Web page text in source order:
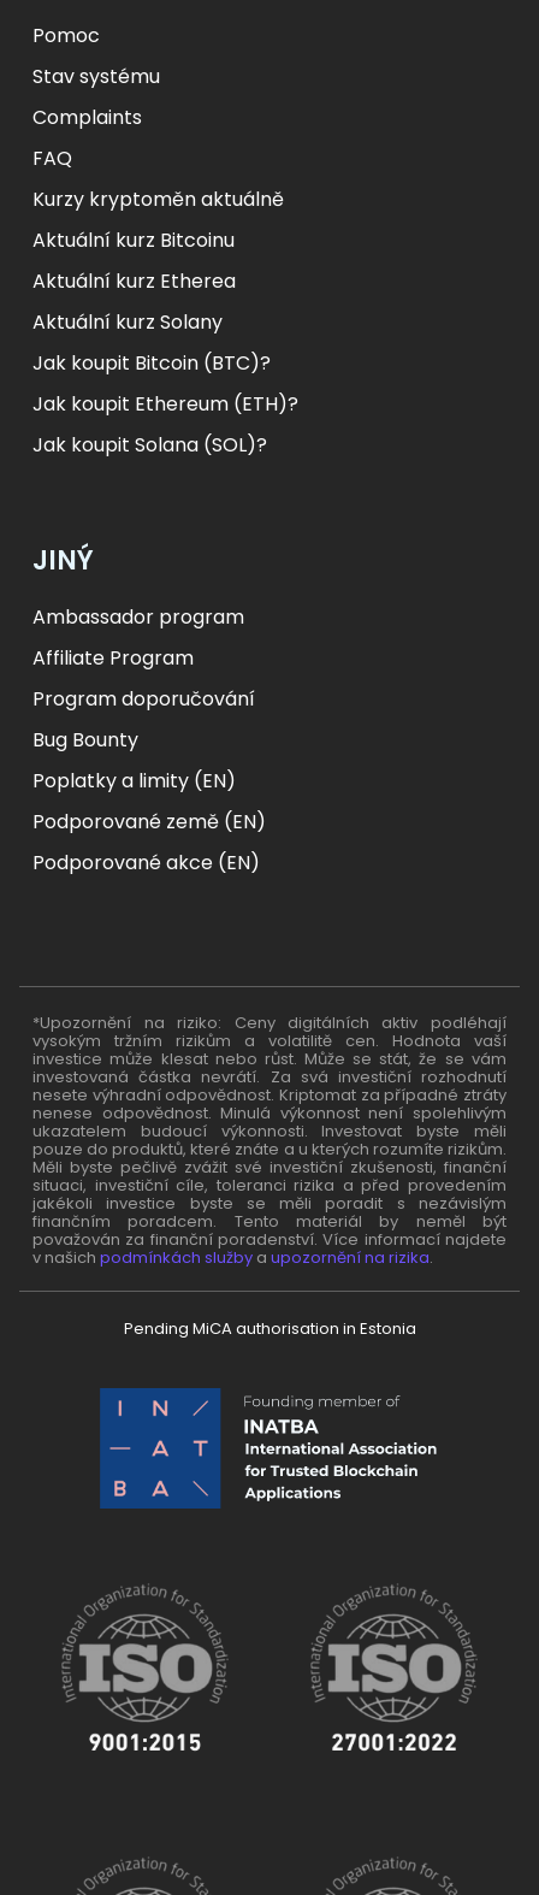
Pomoc
Stav systému
Complaints
FAQ
Kurzy kryptoměn aktuálně
Aktuální kurz Bitcoinu
Aktuální kurz Etherea
Aktuální kurz Solany
Jak koupit Bitcoin (BTC)?
Jak koupit Ethereum (ETH)?
Jak koupit Solana (SOL)?
JINÝ
Ambassador program
Affiliate Program
Program doporučování
Bug Bounty
Poplatky a limity (EN)
Podporované země (EN)
Podporované akce (EN)
*Upozornění na riziko: Ceny digitálních aktiv podléhají
vysokým tržním rizikům a volatilitě cen. Hodnota vaší
investice může klesat nebo růst. Může se stát, že se vám
investovaná částka nevrátí. Za svá investiční rozhodnutí
nesete výhradní odpovědnost. Kriptomat za případné ztráty
nenese odpovědnost. Minulá výkonnost není spolehlivým
ukazatelem budoucí výkonnosti. Investovat byste měli
pouze do produktů, které znáte a u kterých rozumíte rizikům.
Měli byste pečlivě zvážit své investiční zkušenosti, finanční
situaci, investiční cíle, toleranci rizika a před provedením
jakékoli investice byste se měli poradit s nezávislým
finančním poradcem. Tento materiál by neměl být
považován za finanční poradenství. Více informací najdete
v našichpodmínkách služby aupozornění na rizika.
Pending MiCA authorisation in Estonia